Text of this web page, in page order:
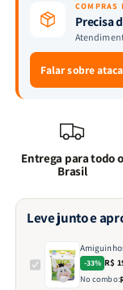
COMPRAS
Precisa
Falar sobre
Entrega para todo o
Brasil
Leve junto e
-33% R$
No combo: